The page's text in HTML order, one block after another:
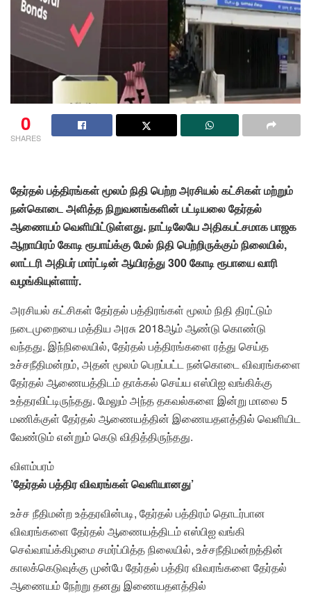
0
SHARES
தேர்தல் பத்திரங்கள் மூலம் நிதி பெற்ற அரசியல் கட்சிகள் மற்றும்
நன்கொடை அளித்த நிறுவனங்களின் பட்டியலை தேர்தல்
ஆணையம் வெளியிட்டுள்ளது. நாட்டிலேயே அதிகபட்சமாக பாஜக
ஆறாயிரம் கோடி ரூபாய்க்கு மேல் நிதி பெற்றிருக்கும் நிலையில்,
லாட்டரி அதிபர் மார்ட்டின் ஆயிரத்து 300 கோடி ரூபாயை வாரி
வழங்கியுள்ளார்.
அரசியல் கட்சிகள் தேர்தல் பத்திரங்கள் மூலம் நிதி திரட்டும்
நடைமுறையை மத்திய அரசு 2018ஆம் ஆண்டு கொண்டு
வந்தது. இந்நிலையில், தேர்தல் பத்திரங்களை ரத்து செய்த
உச்சநீதிமன்றம், அதன் மூலம் பெறப்பட்ட நன்கொடை விவரங்களை
தேர்தல் ஆணையத்திடம் தாக்கல் செய்ய எஸ்பிஐ வங்கிக்கு
உத்தரவிட்டிருந்தது. மேலும் அந்த தகவல்களை இன்று மாலை 5
மணிக்குள் தேர்தல் ஆணையத்தின் இணையதளத்தில் வெளியிட
வேண்டும் என்றும் கெடு விதித்திருந்தது.
விளம்பரம்
’தேர்தல் பத்திர விவரங்கள் வெளியானது’
உச்ச நீதிமன்ற உத்தரவின்படி, தேர்தல் பத்திரம் தொடர்பான
விவரங்களை தேர்தல் ஆணையத்திடம் எஸ்பிஐ வங்கி
செவ்வாய்க்கிழமை சமர்ப்பித்த நிலையில், உச்சநீதிமன்றத்தின்
காலக்கெடுவுக்கு முன்பே தேர்தல் பத்திர விவரங்களை தேர்தல்
ஆணையம் நேற்று தனது இணையதளத்தில்